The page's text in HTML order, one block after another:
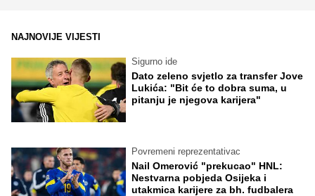
NAJNOVIJE VIJESTI
Sigurno ide
Dato zeleno svjetlo za transfer Jove
Lukića: "Bit će to dobra suma, u
pitanju je njegova karijera"
Povremeni reprezentativac
Nail Omerović "prekucao" HNL:
Nestvarna pobjeda Osijeka i
utakmica karijere za bh. fudbalera